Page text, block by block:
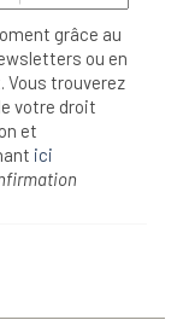
grâce au
ou en
trouverez
votre droit
et
ici